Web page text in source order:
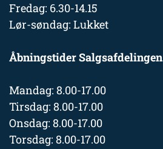
Fredag: 6.30-14.15
Lør-søndag: Lukket
Åbningstider Salgsafdelingen
Mandag: 8.00-17.00
Tirsdag: 8.00-17.00
Onsdag: 8.00-17.00
Torsdag: 8.00-17.00